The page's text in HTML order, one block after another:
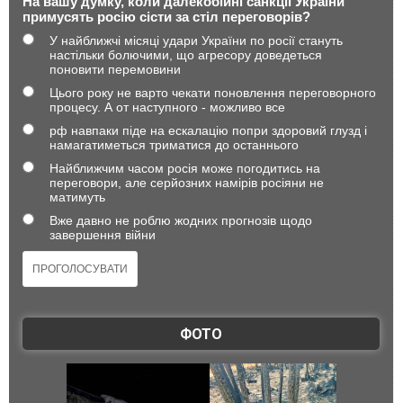
примусять росію сісти за стіл переговорів?
У найближчі місяці удари України по росії стануть
настільки болючими, що агресору доведеться
поновити перемовини
Цього року не варто чекати поновлення переговорного
процесу. А от наступного - можливо все
рф навпаки піде на ескалацію попри здоровий глузд і
намагатиметься триматися до останнього
Найближчим часом росія може погодитись на
переговори, але серйозних намірів росіяни не
матимуть
Вже давно не роблю жодних прогнозів щодо
завершення війни
ФОТО